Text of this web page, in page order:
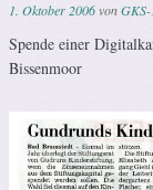
1. Oktober 2006von
Spende einer
Bissenmoor